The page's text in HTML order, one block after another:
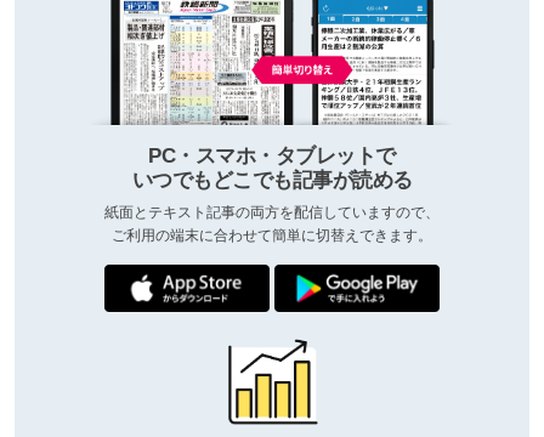
PC・スマホ・タブレットで
いつでもどこでも記事が読める
紙面とテキスト記事の両方を配信していますので、
ご利用の端末に合わせて簡単に切替えできます。